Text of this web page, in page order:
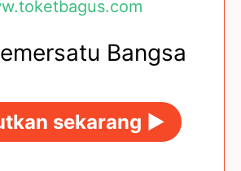
Bangsa
sekarang ►